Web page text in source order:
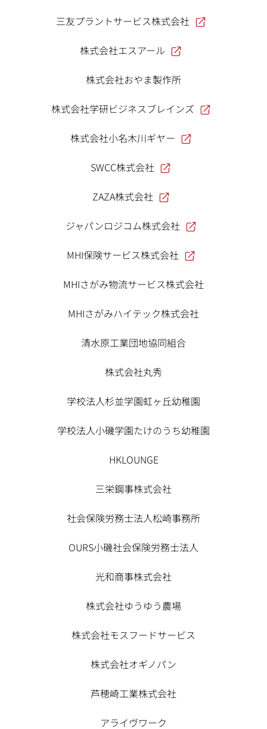
三友プラントサービス株式会社
株式会社エスアール
株式会社おやま製作所
株式会社学研ビジネスブレインズ
株式会社小名木川ギヤー
SWCC株式会社
ZAZA株式会社
ジャパンロジコム株式会社
MHI保険サービス株式会社
MHIさがみ物流サービス株式会社
MHIさがみハイテック株式会社
清水原工業団地協同組合
株式会社丸秀
学校法人杉並学園虹ヶ丘幼稚園
学校法人小磯学園たけのうち幼稚園
HKLOUNGE
三栄鋼事株式会社
社会保険労務士法人松崎事務所
OURS小磯社会保険労務士法人
光和商事株式会社
株式会社ゆうゆう農場
株式会社モスフードサービス
株式会社オギノパン
芦穂崎工業株式会社
アライヴワーク